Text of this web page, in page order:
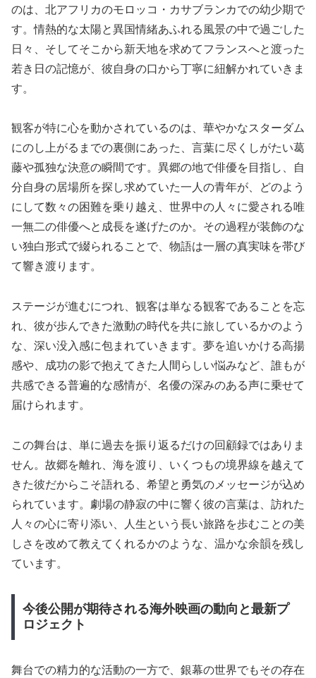
のは、北アフリカのモロッコ・カサブランカでの幼少期で
す。情熱的な太陽と異国情緒あふれる風景の中で過ごした
日々、そしてそこから新天地を求めてフランスへと渡った
若き日の記憶が、彼自身の口から丁寧に紐解かれていきま
す。
観客が特に心を動かされているのは、華やかなスターダム
にのし上がるまでの裏側にあった、言葉に尽くしがたい葛
藤や孤独な決意の瞬間です。異郷の地で俳優を目指し、自
分自身の居場所を探し求めていた一人の青年が、どのよう
にして数々の困難を乗り越え、世界中の人々に愛される唯
一無二の俳優へと成長を遂げたのか。その過程が装飾のな
い独白形式で綴られることで、物語は一層の真実味を帯び
て響き渡ります。
ステージが進むにつれ、観客は単なる観客であることを忘
れ、彼が歩んできた激動の時代を共に旅しているかのよう
な、深い没入感に包まれていきます。夢を追いかける高揚
感や、成功の影で抱えてきた人間らしい悩みなど、誰もが
共感できる普遍的な感情が、名優の深みのある声に乗せて
届けられます。
この舞台は、単に過去を振り返るだけの回顧録ではありま
せん。故郷を離れ、海を渡り、いくつもの境界線を越えて
きた彼だからこそ語れる、希望と勇気のメッセージが込め
られています。劇場の静寂の中に響く彼の言葉は、訪れた
人々の心に寄り添い、人生という長い旅路を歩むことの美
しさを改めて教えてくれるかのような、温かな余韻を残し
ています。
今後公開が期待される海外映画の動向と最新プ
ロジェクト
舞台での精力的な活動の一方で、銀幕の世界でもその存在